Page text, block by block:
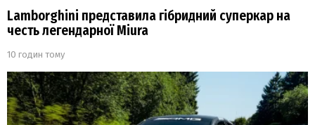
Lamborghini представила гібридний суперкар на
честь легендарної Miura
10 годин тому